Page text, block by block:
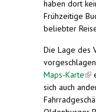
haben dort
Frühzeitige
beliebter
Die Lage des
Maps-Karte
sich auch